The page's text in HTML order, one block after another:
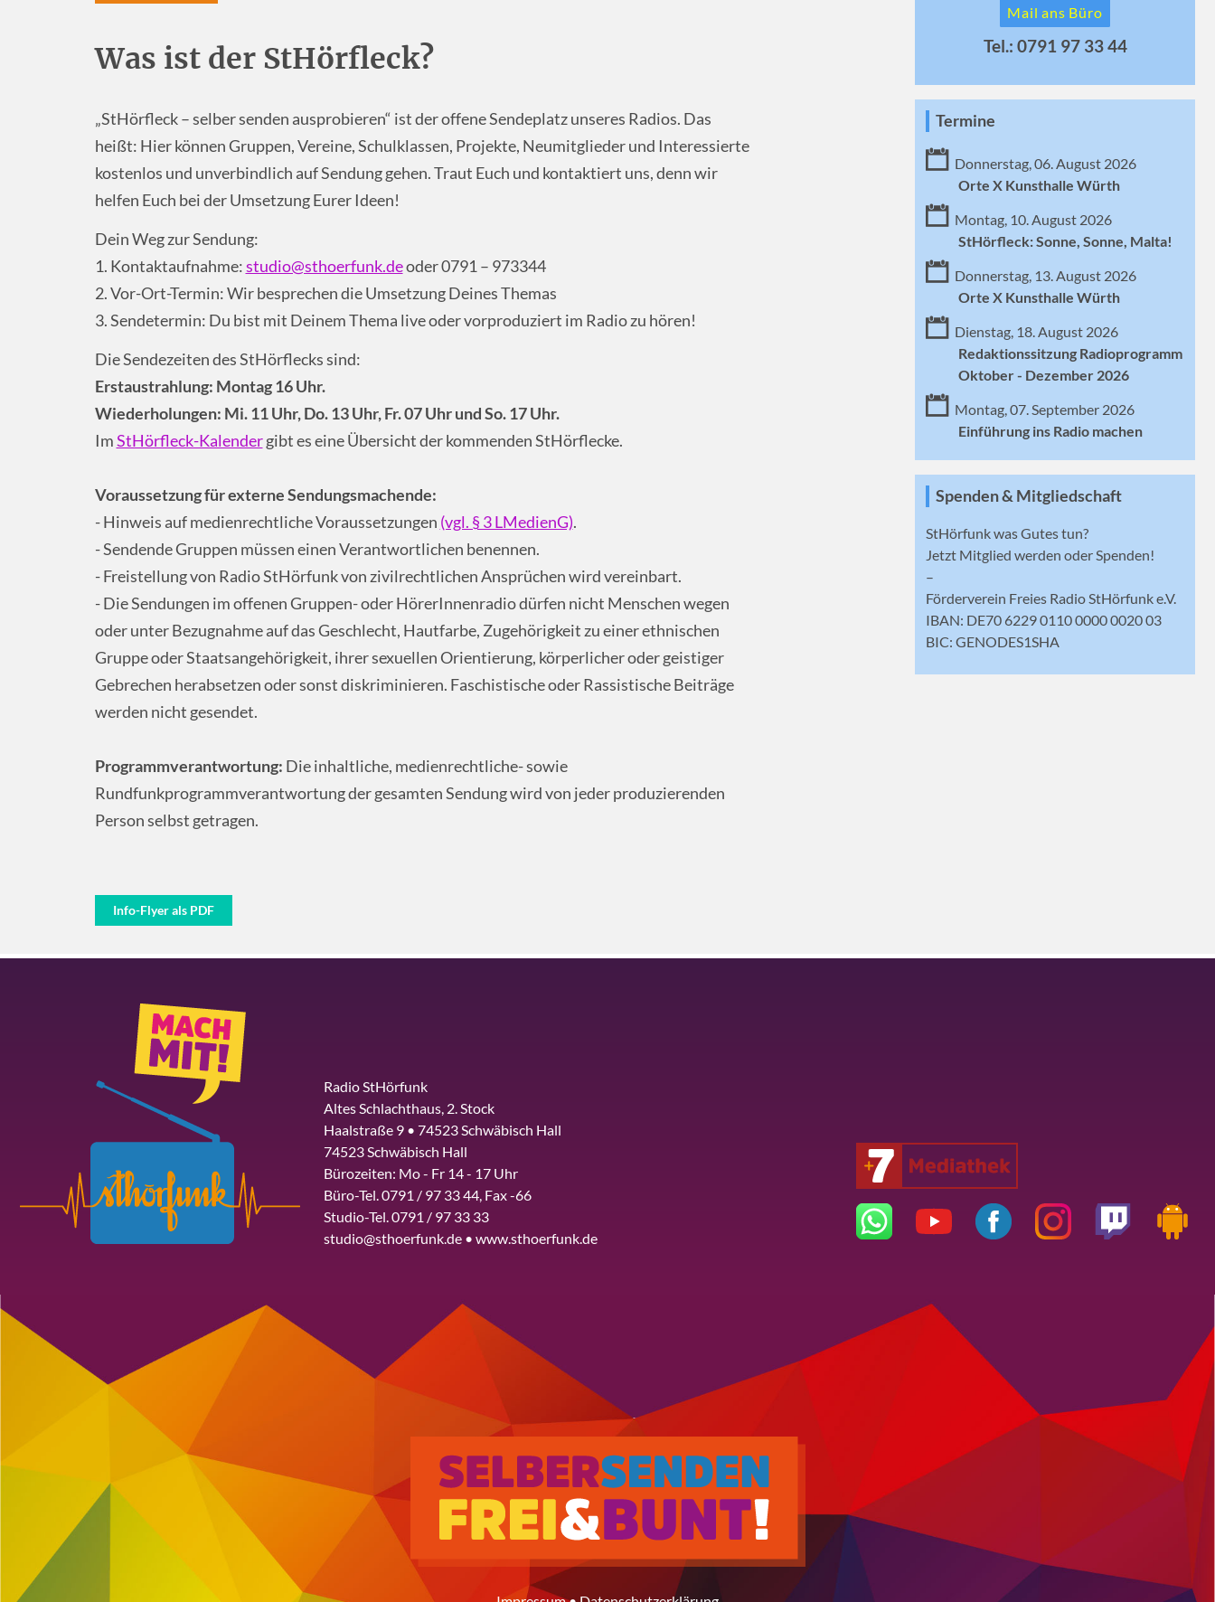
Was ist der StHörfleck?
„StHörfleck – selber senden ausprobieren“ ist der offene Sendeplatz unseres Radios. Das
heißt: Hier können Gruppen, Vereine, Schulklassen, Projekte, Neumitglieder und Interessierte
kostenlos und unverbindlich auf Sendung gehen. Traut Euch und kontaktiert uns, denn wir
helfen Euch bei der Umsetzung Eurer Ideen!
Dein Weg zur Sendung:
1. Kontaktaufnahme:studio@sthoerfunk.deoder 0791 – 973344
2. Vor-Ort-Termin: Wir besprechen die Umsetzung Deines Themas
3. Sendetermin: Du bist mit Deinem Thema live oder vorproduziert im Radio zu hören!
Die Sendezeiten des StHörflecks sind:
Erstaustrahlung: Montag 16 Uhr.
Wiederholungen: Mi. 11 Uhr, Do. 13 Uhr, Fr. 07 Uhr und So. 17 Uhr.
ImStHörfleck-Kalendergibt es eine Übersicht der kommenden StHörflecke.
Voraussetzung für externe Sendungsmachende:
- Hinweis auf medienrechtliche Voraussetzungen (vgl. § 3 LMedienG).
- Sendende Gruppen müssen einen Verantwortlichen benennen.
- Freistellung von Radio StHörfunk von zivilrechtlichen Ansprüchen wird vereinbart.
- Die Sendungen im offenen Gruppen- oder HörerInnenradio dürfen nicht Menschen wegen
oder unter Bezugnahme auf das Geschlecht, Hautfarbe, Zugehörigkeit zu einer ethnischen
Gruppe oder Staatsangehörigkeit, ihrer sexuellen Orientierung, körperlicher oder geistiger
Gebrechen herabsetzen oder sonst diskriminieren. Faschistische oder Rassistische Beiträge
werden nicht gesendet.
Programmverantwortung: Die inhaltliche, medienrechtliche- sowie
Rundfunkprogrammverantwortung der gesamten Sendung wird von jeder produzierenden
Person selbst getragen.
Info-Flyer als PDF
Mail ans Büro
Tel.: 0791 97 33 44
Termine
Donnerstag, 06. August 2026
Orte X Kunsthalle Würth
Montag, 10. August 2026
StHörfleck: Sonne, Sonne, Malta!
Donnerstag, 13. August 2026
Orte X Kunsthalle Würth
Dienstag, 18. August 2026
Redaktionssitzung Radioprogramm
Oktober - Dezember 2026
Montag, 07. September 2026
Einführung ins Radio machen
Spenden & Mitgliedschaft
StHörfunk was Gutes tun?
Jetzt Mitglied werden oder Spenden!
–
Förderverein Freies Radio StHörfunk e.V.
IBAN: DE70 6229 0110 0000 0020 03
BIC: GENODES1SHA
Radio StHörfunk
Altes Schlachthaus, 2. Stock
Haalstraße 9 • 74523 Schwäbisch Hall
74523 Schwäbisch Hall
Bürozeiten: Mo - Fr 14 - 17 Uhr
Büro-Tel. 0791 / 97 33 44, Fax -66
Studio-Tel. 0791 / 97 33 33
studio@sthoerfunk.de • www.sthoerfunk.de